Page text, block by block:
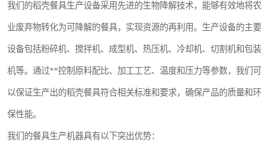
我们的稻壳餐具生产设备采用先进的生物降解技术，能够有效地将农
业废弃物转化为可降解的餐具，实现资源的再利用。生产设备的主要
设备包括粉碎机、搅拌机、成型机、热压机、冷却机、切割机和包装
机等。通过**控制原料配比、加工工艺、温度和压力等参数，我们可
以保证生产出的稻壳餐具符合相关标准和要求，确保产品的质量和环
保性能。
我们的餐具生产机器具有以下突出优势：